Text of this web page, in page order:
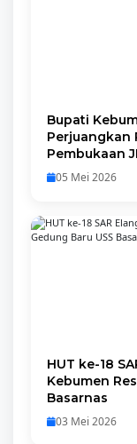
Bupati
Perjuangkan
Pembukaan
05 Mei 2026
HUT ke-18
Kebumen
Basarnas
03 Mei 2026